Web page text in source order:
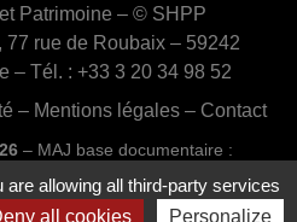
Patrimoine – © SHPP
77 rue de Roubaix – 59242
– Tél. : +33 3 20 34 98 52
– Mentions légales – Contact
– MAJ base documentaire :
16:46:24
:Web20MIP.fr
are allowing all third-party services
all cookies Personalize